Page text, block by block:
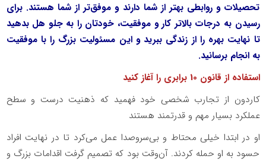
تحصیلات و روابطی بهتر از شما دارند و موفق‌تر از شما هستند. برای
رسیدن به درجات بالاتر کار و موفقیت، خودتان را به جلو هل بدهید
تا نهایت بهره را از زندگی ببرید و این مسئولیت بزرگ را با موفقیت
به انجام برسانید.
استفاده از قانون 10 برابری را آغاز کنید
کاردون از تجارب شخصی خود فهمید که ذهنیت درست و سطح
عملکرد بسیار مهم و قدرتمند هستند
او در ابتدا خیلی محتاط و بی‌سروصدا عمل می‌کرد تا در نهایت افراد
حسود به او حمله کردند. آن‌وقت بود که تصمیم گرفت اقدامات بزرگ و